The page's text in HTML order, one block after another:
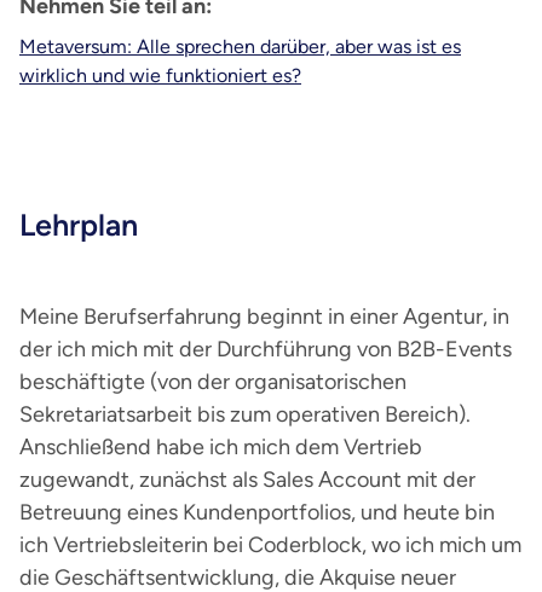
Nehmen Sie teil an:
Metaversum: Alle sprechen darüber, aber was ist es
wirklich und wie funktioniert es?
Lehrplan
Meine Berufserfahrung beginnt in einer Agentur, in
der ich mich mit der Durchführung von B2B-Events
beschäftigte (von der organisatorischen
Sekretariatsarbeit bis zum operativen Bereich).
Anschließend habe ich mich dem Vertrieb
zugewandt, zunächst als Sales Account mit der
Betreuung eines Kundenportfolios, und heute bin
ich Vertriebsleiterin bei Coderblock, wo ich mich um
die Geschäftsentwicklung, die Akquise neuer